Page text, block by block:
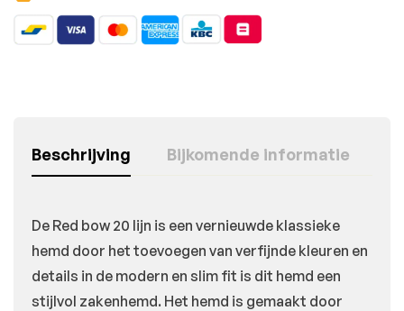
Beschrijving Bijkomende informatie
De Red bow 20 lijn is een vernieuwde klassieke
hemd door het toevoegen van verfijnde kleuren en
details in de modern en slim fit is dit hemd een
stijlvol zakenhemd. Het hemd is gemaakt door